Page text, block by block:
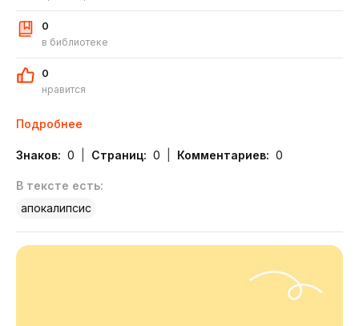
0
в библиотеке
0
нравится
Подробнее
Знаков: 0 Страниц: 0 Комментариев: 0
В тексте есть:
апокалипсис